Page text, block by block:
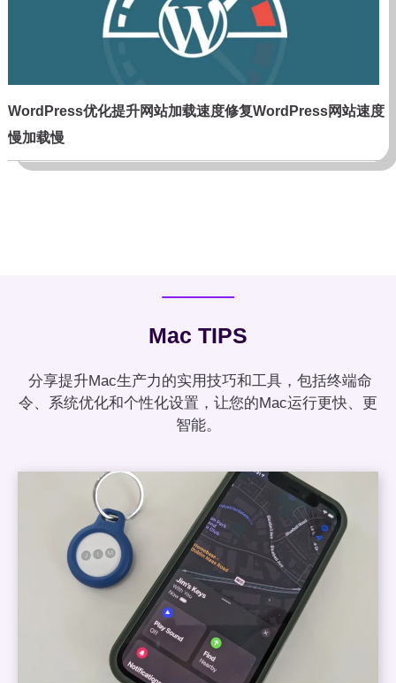
WordPress优化提升网站加载速度修复WordPress网站速度
慢加载慢
Mac TIPS
分享提升Mac生产力的实用技巧和工具，包括终端命
令、系统优化和个性化设置，让您的Mac运行更快、更
智能。